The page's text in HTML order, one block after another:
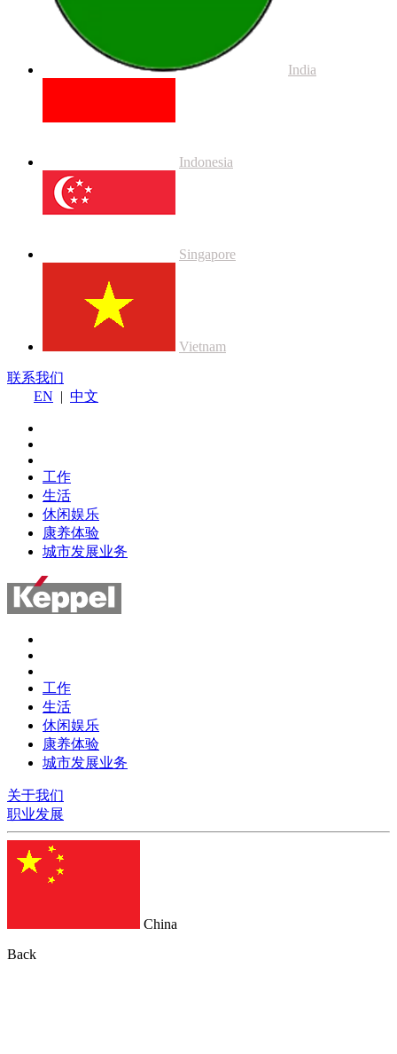
India
Indonesia
Singapore
Vietnam
联系我们
EN | 中文
工作
生活
休闲娱乐
康养体验
城市发展业务
工作
生活
休闲娱乐
康养体验
城市发展业务
关于我们
职业发展
China
Back